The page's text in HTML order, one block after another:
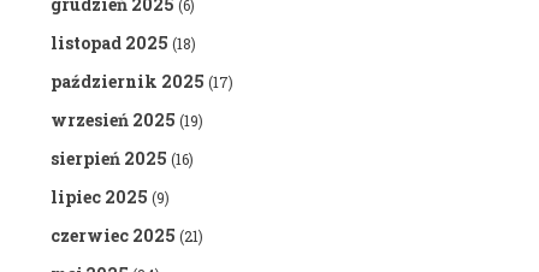
(6)
listopad 2025 (18)
październik 2025 (17)
wrzesień 2025 (19)
sierpień 2025 (16)
lipiec 2025 (9)
czerwiec 2025 (21)